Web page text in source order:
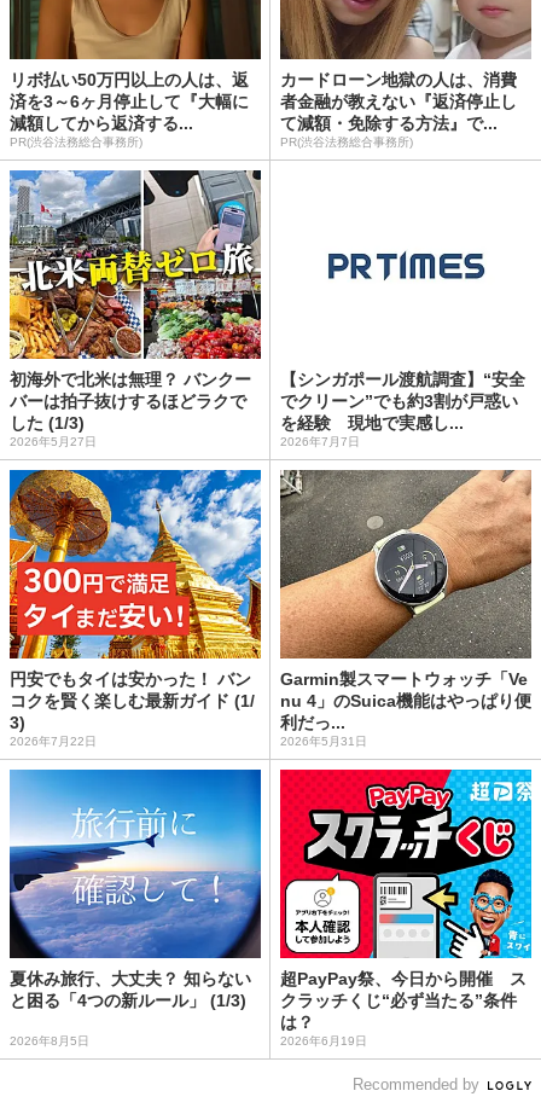
リボ払い50万円以上の人は、返
済を3～6ヶ月停止して『大幅に
減額してから返済する...
PR(渋谷法務総合事務所)
カードローン地獄の人は、消費
者金融が教えない『返済停止し
て減額・免除する方法』で...
PR(渋谷法務総合事務所)
初海外で北米は無理？ バンクー
バーは拍子抜けするほどラクで
した (1/3)
2026年5月27日
【シンガポール渡航調査】“安全
でクリーン”でも約3割が戸惑い
を経験 現地で実感し...
2026年7月7日
円安でもタイは安かった！ バン
コクを賢く楽しむ最新ガイド (1/
3)
2026年7月22日
Garmin製スマートウォッチ「Ve
nu 4」のSuica機能はやっぱり便
利だっ...
2026年5月31日
夏休み旅行、大丈夫？ 知らない
と困る「4つの新ルール」 (1/3)
2026年8月5日
超PayPay祭、今日から開催 ス
クラッチくじ“必ず当たる”条件
は？
2026年6月19日
Recommended by